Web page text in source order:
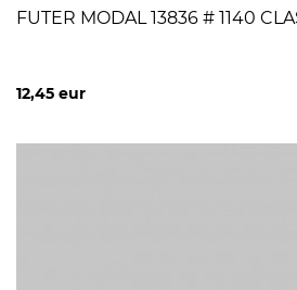
FUTER MODAL 13836 # 1140
12,45 eur